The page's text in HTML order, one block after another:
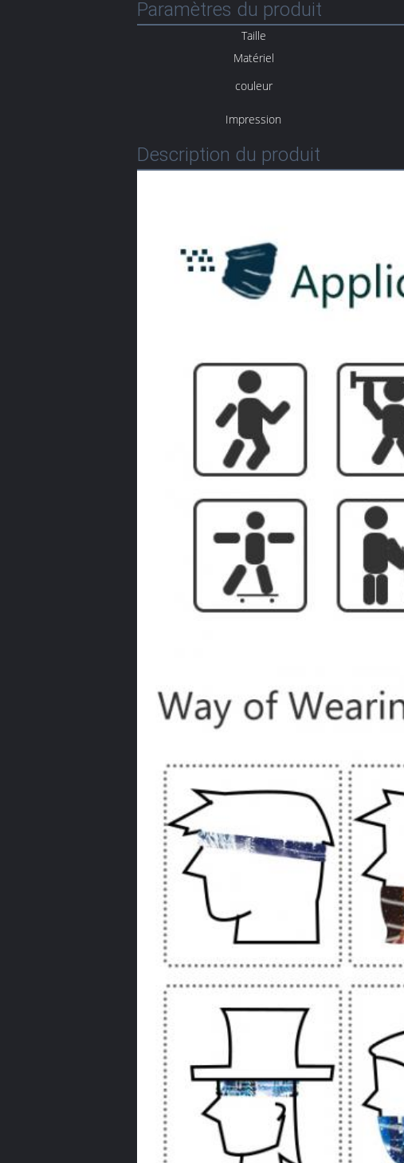
Paramètres du produit
Taille
Matériel
couleur
Impression
Description du produit